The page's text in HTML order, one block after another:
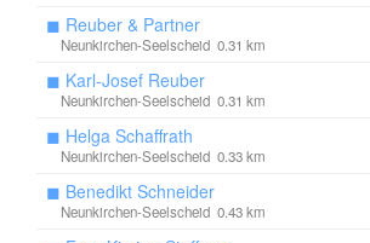
◼ Reuber & Partner
Neunkirchen-Seelscheid 0.31 km
◼ Karl-Josef Reuber
Neunkirchen-Seelscheid 0.31 km
◼ Helga Schaffrath
Neunkirchen-Seelscheid 0.33 km
◼ Benedikt Schneider
Neunkirchen-Seelscheid 0.43 km